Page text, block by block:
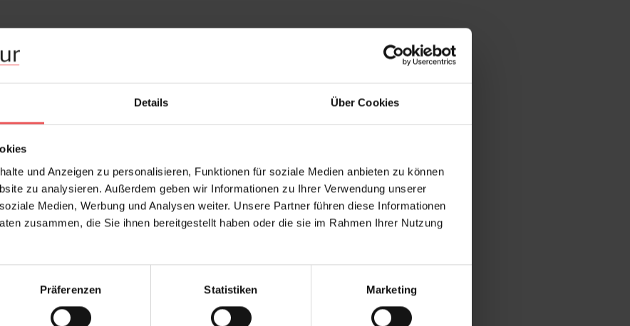
Details Über Cookies
und Anzeigen zu personalisieren, Funktionen für soziale Medien anbieten zu können
zu analysieren. Außerdem geben wir Informationen zu Ihrer Verwendung unserer
Medien, Werbung und Analysen weiter. Unsere Partner führen diese Informationen
zusammen, die Sie ihnen bereitgestellt haben oder die sie im Rahmen Ihrer Nutzung
Präferenzen Statistiken Marketing